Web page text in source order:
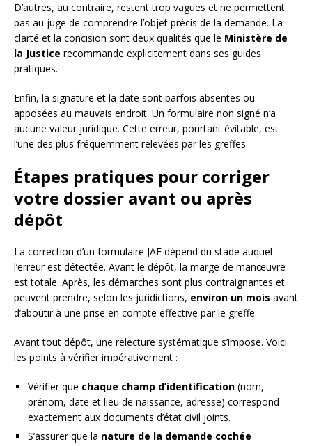
D’autres, au contraire, restent trop vagues et ne permettent
pas au juge de comprendre l’objet précis de la demande. La
clarté et la concision sont deux qualités que le Ministère de
la Justice recommande explicitement dans ses guides
pratiques.
Enfin, la signature et la date sont parfois absentes ou
apposées au mauvais endroit. Un formulaire non signé n’a
aucune valeur juridique. Cette erreur, pourtant évitable, est
l’une des plus fréquemment relevées par les greffes.
Étapes pratiques pour corriger
votre dossier avant ou après
dépôt
La correction d’un formulaire JAF dépend du stade auquel
l’erreur est détectée. Avant le dépôt, la marge de manœuvre
est totale. Après, les démarches sont plus contraignantes et
peuvent prendre, selon les juridictions, environ un mois avant
d’aboutir à une prise en compte effective par le greffe.
Avant tout dépôt, une relecture systématique s’impose. Voici
les points à vérifier impérativement :
Vérifier que chaque champ d’identification (nom,
prénom, date et lieu de naissance, adresse) correspond
exactement aux documents d’état civil joints.
S’assurer que la nature de la demande cochée